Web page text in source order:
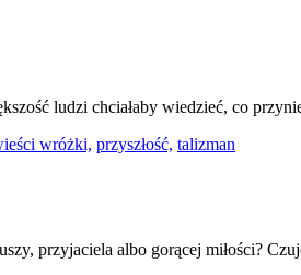
ludzi chciałaby wiedzieć, co
wróżki, przyszłość, talizman
przyjaciela albo gorącej miłości?